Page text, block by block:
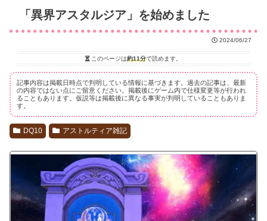
「異界アスタルジア」を始めました
2024/06/27
このページは約11分で読めます。
記事内容は掲載日時点で判明している情報に基づきます。過去の記事は、最新
の内容ではない点にご留意ください。掲載後にゲーム内で仕様変更等が行われ
ることもあります。仮説等は掲載後に異なる事実が判明していることもありま
す。
DQ10 アストルティア雑記